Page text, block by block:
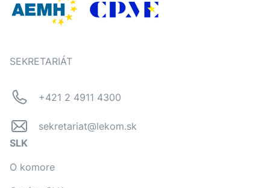
SEKRETARIÁT
+421 2 4911 4300
sekretariat@lekom.sk
SLK
O komore